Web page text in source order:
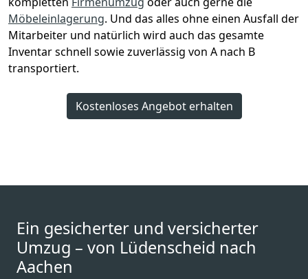
Möbeleinlagerung. Und das alles ohne einen Ausfall der
Mitarbeiter und natürlich wird auch das gesamte
Inventar schnell sowie zuverlässig von A nach B
transportiert.
Kostenloses Angebot erhalten
Ein gesicherter und versicherter
Umzug – von Lüdenscheid nach
Aachen